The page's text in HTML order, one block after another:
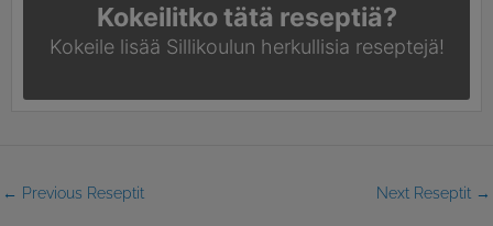
Kokeilitko tätä reseptiä?
Kokeile lisää Sillikoulun herkullisia reseptejä!
← Previous Reseptit Next Reseptit →